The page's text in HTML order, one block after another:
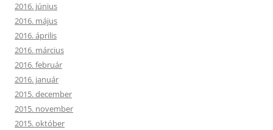
2016. június
2016. május
2016. április
2016. március
2016. február
2016. január
2015. december
2015. november
2015. október